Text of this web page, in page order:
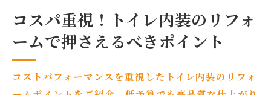
コスパ重視！トイレ内装のリフォ
ームで押さえるべきポイント
コストパフォーマンスを重視したトイレ内装のリフォ